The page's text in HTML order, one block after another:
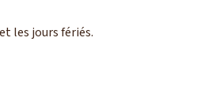
les jours fériés.